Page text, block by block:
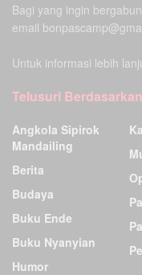
Bagi yang ingin
email
Untuk informasi lebih
Telusuri
Angkola Sipirok
Mandailing
Berita
Budaya
Buku Ende
Buku Nyanyian
Humor